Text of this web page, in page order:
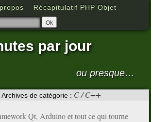
Récapitulatif PHP Objet
par jour
ou presque…
Archives de catégorie : C / C++
Qt, Arduino et tout ce qui tourne